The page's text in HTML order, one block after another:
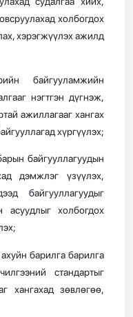
холбогдох
хэрэгжүүлэх ажилд
байгууламжийн
нэгтгэн дүгнэж,
ажиллагааг хангах
хүргүүлэх;
байгууллагуудын
дэмжлэг үзүүлэх,
байгууллагуудыг
асуудлыг холбогдох
барилга барилга
стандартыг
хангахад зөвлөгөө,